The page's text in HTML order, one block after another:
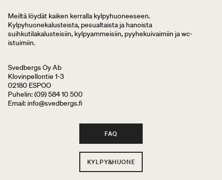
Meiltä löydät kaiken kerralla kylpyhuoneeseen.
Kylpyhuonekalusteista, pesualtaista ja hanoista
suihkutilakalusteisiin, kylpyammeisiin, pyyhekuivaimiin ja wc-
istuimiin.
Svedbergs Oy Ab
Klovinpellontie 1-3
02180 ESPOO
Puhelin: (09) 584 10 500
Email: info@svedbergs.fi
FAQ
KYLPY&HUONE